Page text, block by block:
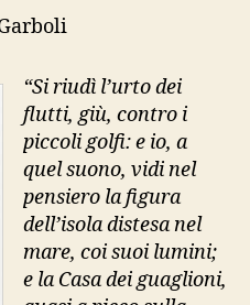
Einaudi
“Si riudì l’urto dei
flutti, giù, contro i
piccoli golfi: e io, a
quel suono, vidi nel
pensiero la figura
dell’isola distesa nel
mare, coi suoi lumini;
e la Casa dei guaglioni,